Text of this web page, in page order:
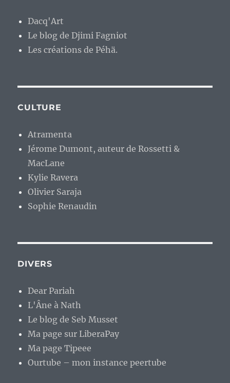
Dacq'Art
Le blog de Djimi Fagniot
Les créations de Péhä.
CULTURE
Atramenta
Jérome Dumont, auteur de Rossetti &
MacLane
Kylie Ravera
Olivier Saraja
Sophie Renaudin
DIVERS
Dear Pariah
L'Âne à Nath
Le blog de Seb Musset
Ma page sur LiberaPay
Ma page Tipeee
Ourtube – mon instance peertube